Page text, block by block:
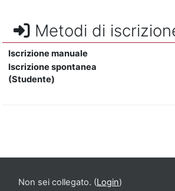
Metodi di
Iscrizione manuale
Iscrizione spontanea
(Studente)
Non sei collegato. (Login)